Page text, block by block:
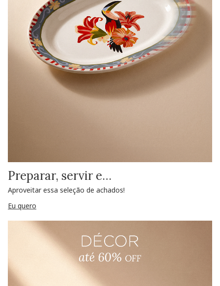
Preparar, servir e…
Aproveitar essa seleção de achados!
Eu quero